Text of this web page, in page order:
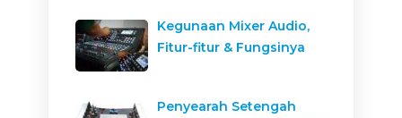
Kegunaan Mixer Audio,
Fitur-fitur & Fungsinya
Penyearah Setengah